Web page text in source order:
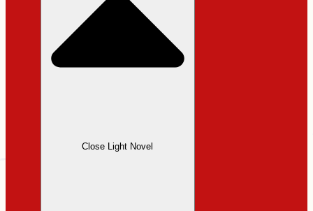
Close Light Novel